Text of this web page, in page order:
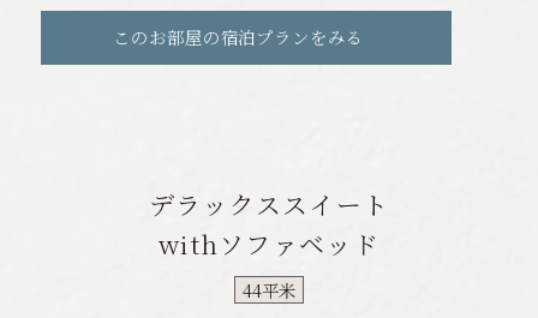
このお部屋の宿泊プランをみる
デラックススイート
withソファベッド
44平米